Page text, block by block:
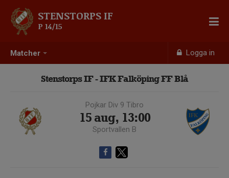
Matcher Logga in
STENSTORPS IF
P 14/15
Stenstorps IF - IFK Falköping FF Blå
Pojkar Div 9 Tibro
15 aug, 13:00
Sportvallen B